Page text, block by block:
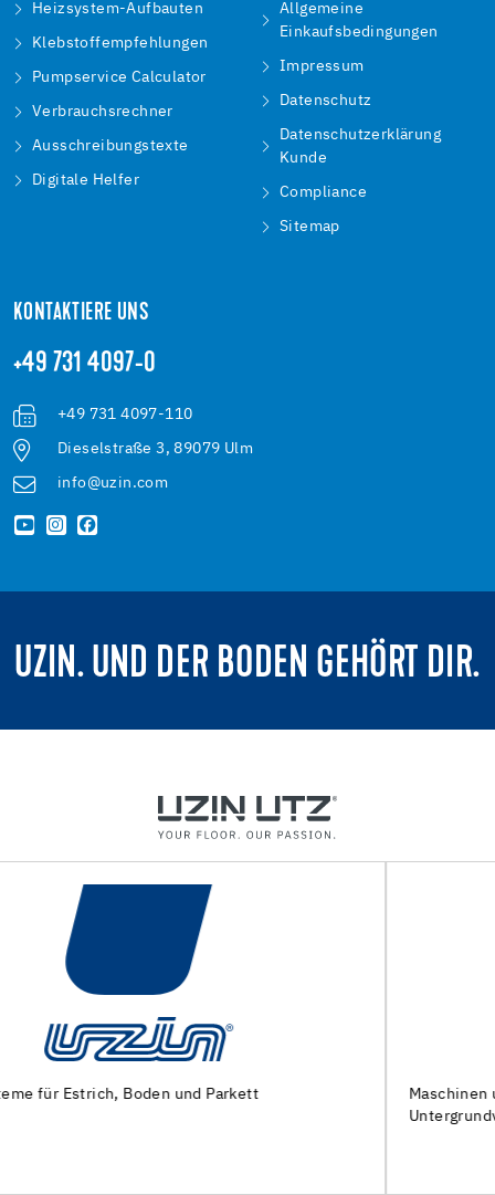
Heizsystem-Aufbauten
Klebstoffempfehlungen
Pumpservice Calculator
Verbrauchsrechner
Ausschreibungstexte
Digitale Helfer
Allgemeine
Einkaufsbedingungen
Impressum
Datenschutz
Datenschutzerklärung
Kunde
Compliance
Sitemap
KONTAKTIERE UNS
+49 731 4097-0
+49 731 4097-110
Dieselstraße 3, 89079 Ulm
info@uzin.com
UZIN. UND DER BODEN GEHÖRT DIR.
Maschinen und Spezialwerkzeuge zur
Untergrundvorbereitung und Verlegung von Bodenbelägen